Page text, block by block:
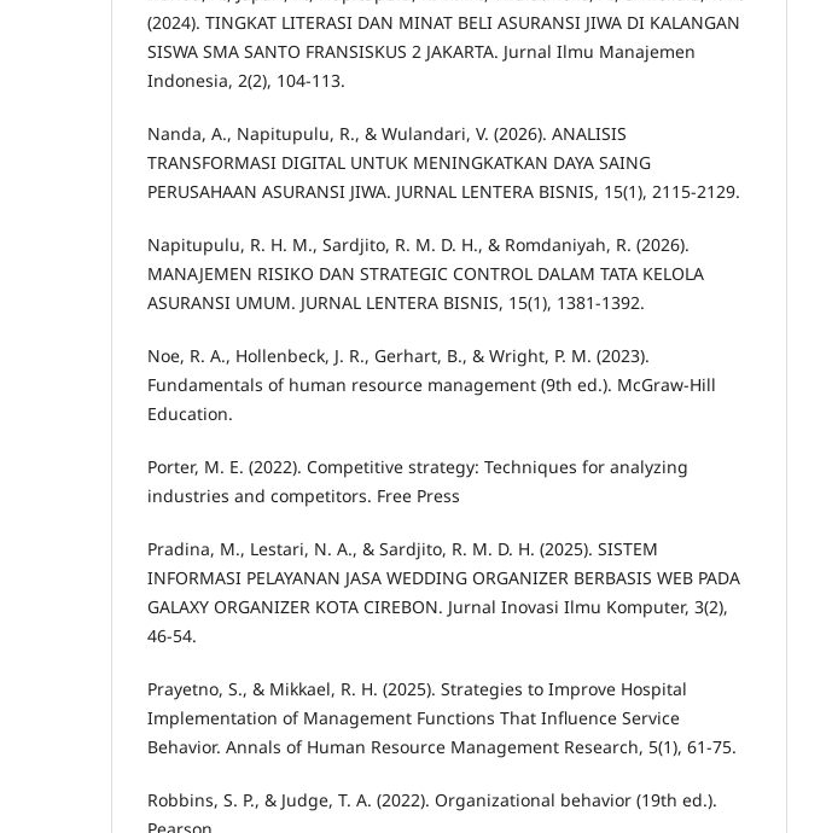
(2024). TINGKAT LITERASI DAN MINAT BELI ASURANSI JIWA DI KALANGAN
SISWA SMA SANTO FRANSISKUS 2 JAKARTA. Jurnal Ilmu Manajemen
Indonesia, 2(2), 104-113.
Nanda, A., Napitupulu, R., & Wulandari, V. (2026). ANALISIS
TRANSFORMASI DIGITAL UNTUK MENINGKATKAN DAYA SAING
PERUSAHAAN ASURANSI JIWA. JURNAL LENTERA BISNIS, 15(1), 2115-2129.
Napitupulu, R. H. M., Sardjito, R. M. D. H., & Romdaniyah, R. (2026).
MANAJEMEN RISIKO DAN STRATEGIC CONTROL DALAM TATA KELOLA
ASURANSI UMUM. JURNAL LENTERA BISNIS, 15(1), 1381-1392.
Noe, R. A., Hollenbeck, J. R., Gerhart, B., & Wright, P. M. (2023).
Fundamentals of human resource management (9th ed.). McGraw-Hill
Education.
Porter, M. E. (2022). Competitive strategy: Techniques for analyzing
industries and competitors. Free Press
Pradina, M., Lestari, N. A., & Sardjito, R. M. D. H. (2025). SISTEM
INFORMASI PELAYANAN JASA WEDDING ORGANIZER BERBASIS WEB PADA
GALAXY ORGANIZER KOTA CIREBON. Jurnal Inovasi Ilmu Komputer, 3(2),
46-54.
Prayetno, S., & Mikkael, R. H. (2025). Strategies to Improve Hospital
Implementation of Management Functions That Influence Service
Behavior. Annals of Human Resource Management Research, 5(1), 61-75.
Robbins, S. P., & Judge, T. A. (2022). Organizational behavior (19th ed.).